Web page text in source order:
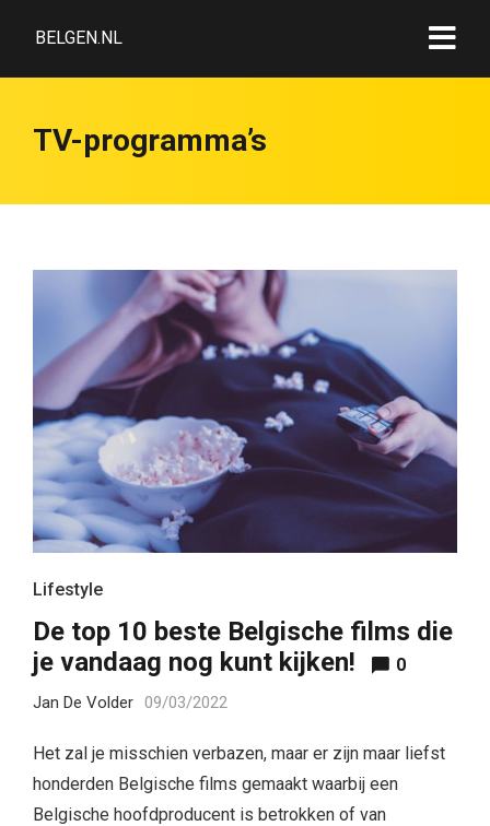
BELGEN.NL
TV-programma’s
Lifestyle
De top 10 beste Belgische films die
je vandaag nog kunt kijken!
0
Jan De Volder 09/03/2022
Het zal je misschien verbazen, maar er zijn maar liefst
honderden Belgische films gemaakt waarbij een
Belgische hoofdproducent is betrokken of van